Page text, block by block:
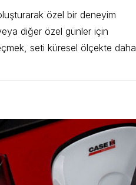
özel bir deneyim
diğer özel günler için
seti küresel ölçekte daha